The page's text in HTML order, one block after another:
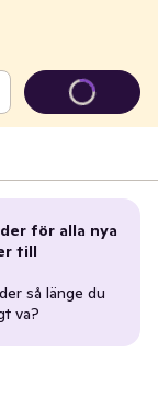
för alla nya
till
så länge du
va?